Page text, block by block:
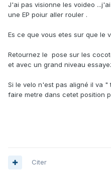
J'ai pas visionne les voideo
une EP poiur aller rouler .
Es ce que vous etes sur que le
Retournez le pose sur les
et avec un grand niveau
Si le velo n'est pas aligné il va
faire metre dans cetet position
Citer